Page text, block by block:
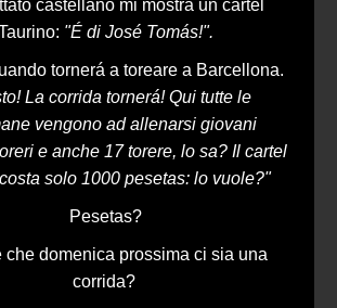
castellano mi mostra un cartel
"É di José Tomás!".
tornerá a toreare a Barcellona.
La corrida tornerá! Qui tutte le
vengono ad allenarsi giovani
e anche 17 torere, lo sa? Il cartel
solo 1000 pesetas: lo vuole?"
Pesetas?
che domenica prossima ci sia una
corrida?